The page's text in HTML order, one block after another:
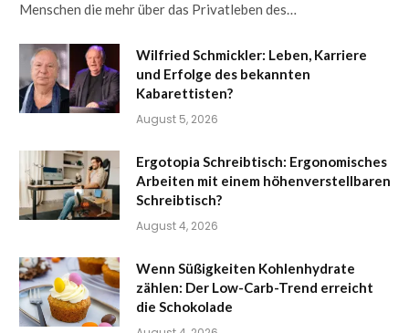
Menschen die mehr über das Privatleben des…
Wilfried Schmickler: Leben, Karriere
und Erfolge des bekannten
Kabarettisten?
August 5, 2026
Ergotopia Schreibtisch: Ergonomisches
Arbeiten mit einem höhenverstellbaren
Schreibtisch?
August 4, 2026
Wenn Süßigkeiten Kohlenhydrate
zählen: Der Low-Carb-Trend erreicht
die Schokolade